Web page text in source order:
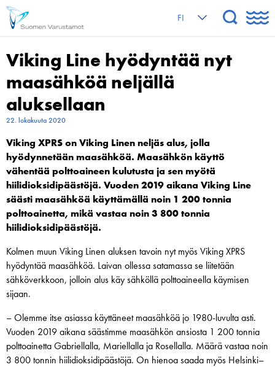
FI
Viking Line hyödyntää nyt
maasähköä neljällä
aluksellaan
22. lokakuuta 2020
Viking XPRS on Viking Linen neljäs alus, jolla
hyödynnetään maasähköä. Maasähkön käyttö
vähentää polttoaineen kulutusta ja sen myötä
hiilidioksidipäästöjä. Vuoden 2019 aikana Viking Line
säästi maasähköä käyttämällä noin 1 200 tonnia
polttoainetta, mikä vastaa noin 3 800 tonnia
hiilidioksidipäästöjä.
Kolmen muun Viking Linen aluksen tavoin nyt myös Viking XPRS
hyödyntää maasähköä. Laivan ollessa satamassa se liitetään
sähköverkkoon, jolloin alus käy sähköllä polttoaineella käymisen
sijaan.
– Olemme itse asiassa käyttäneet maasähköä jo 1980-luvulta asti.
Vuoden 2019 aikana säästimme maasähkön ansiosta 1 200 tonnia
polttoainetta Gabriellalla, Mariellalla ja Rosellalla. Määrä vastaa noin
3 800 tonnin hiilidioksidipäästöjä. On hienoa saada myös Helsinki–